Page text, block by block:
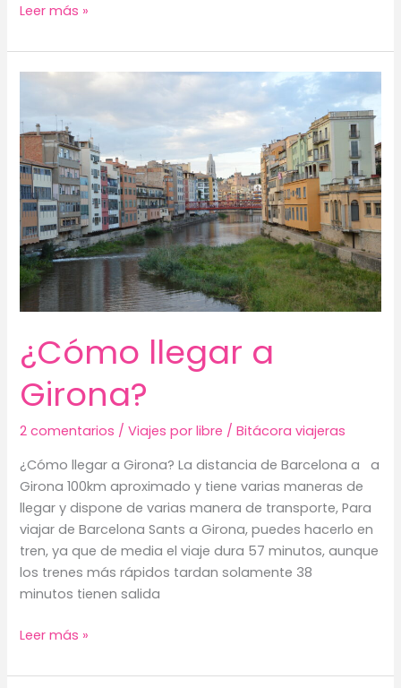
¿Cómo
a
la
Leer más »
¿Cómo llegar a
Girona?
2 comentarios /Viajes por libre /Bitácora viajeras
¿Cómo llegar a Girona? La distancia de Barcelona a a
Girona 100km aproximado y tiene varias maneras de
llegar y dispone de varias manera de transporte, Para
viajar de Barcelona Sants a Girona, puedes hacerlo en
tren, ya que de media el viaje dura 57 minutos, aunque
los trenes más rápidos tardan solamente 38
minutos tienen salida
¿Cómo
a
Leer más »